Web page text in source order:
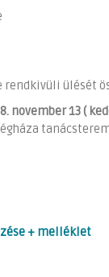
rendkivüli ülését
november 13 (
+ melléklet